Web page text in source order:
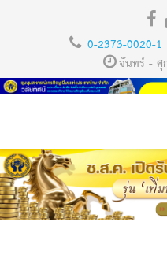
0-2373-0020-1
จันทร์ - ศุ